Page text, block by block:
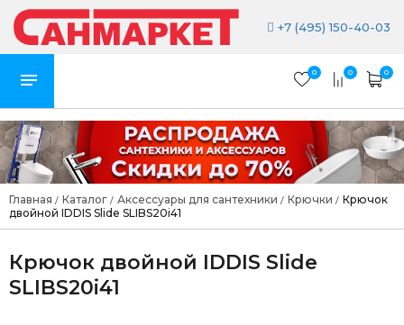
+7 (495) 150-40-03
0 0 0
Главная / Каталог / Аксессуары для сантехники / Крючки / Крючок
двойной IDDIS Slide SLIBS20i41
Крючок двойной IDDIS Slide
SLIBS20i41